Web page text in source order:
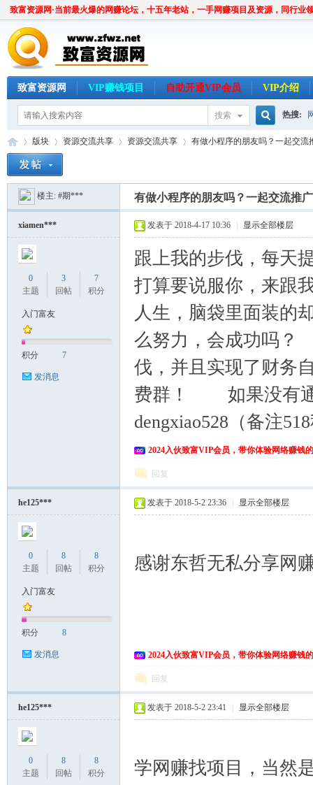
致富资源网·当前最火爆的网赚论坛，十五年老站，一手网赚项目及资源，同行业
致富资源网 VIP赚钱项目 自助开通VIP会员 VIP介绍
搜索
搜
索
热搜:
»
版块
›
资源交流共享 资源交流共享
›
有做小程序的朋友吗？一起交流
楼主: #期*** 有做小程序的朋友吗？一起交流推
xiamen***
0
主题
3
回帖
7
积分
入门富友
积分 7
发消息
发表于 2018-4-17 10:36 显示全部楼层
跟上我的步伐，每天
打算要说服你，来跟
人生，脑袋里面装的
么努力，会成功吗？
伐，并且实现了财务
费群！ 如果没有通
dengxiao528（备注
2024入伙致富VIP会员，带你体验网络赚钱
回复
he125***
0
主题
8
回帖
8
积分
入门富友
积分 8
发消息
发表于 2018-5-2 23:36 显示全部楼层
感谢东哲无私分享网
2024入伙致富VIP会员，带你体验网络赚钱
回复
he125***
0
主题
8
回帖
8
积分
发表于 2018-5-2 23:41 显示全部楼层
学网赚找项目，当然